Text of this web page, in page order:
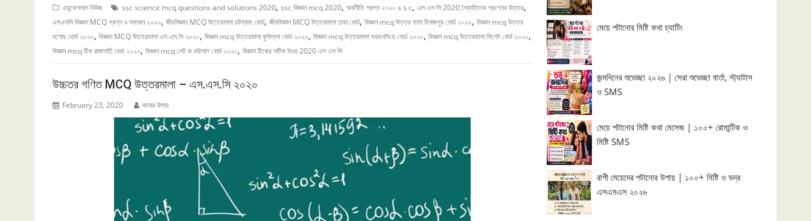
এডুকেশনাল নিউজ ssc science mcq questions and solutions 2020, ssc বিজ্ঞান mcq 2020, অর্থনীতি প্রশ্ন ২০২০ s s c, এস এস সি 2020 নৈব্যত্তিক প্রশ্নের উত্তর,
এসএসসি বিজ্ঞান MCQ প্রশ্ন ও সমাধান ২০২০, জীববিজ্ঞান MCQ উত্তরমালা চট্টগ্রাম বোর্ড, জীববিজ্ঞান MCQ উত্তরমালা ঢাকা বোর্ড, বিজ্ঞান mcq উত্তর মালা দিনাজপুর বোর্ড ২০২০, বিজ্ঞান mcq উত্তর
যশোর বোর্ড ২০২০, বিজ্ঞান MCQ উত্তরমালা এস.এস.সি ২০২০, বিজ্ঞান mcq উত্তরমালা কুমিল্লা বোর্ড ২০২০, বিজ্ঞান mcq উত্তরমালা ময়মনসিংহ বোর্ড ২০২০, বিজ্ঞান mcq উত্তরমালা সিলেট বোর্ড ২০২০,
বিজ্ঞান mcq টিক রাজশাহী বোর্ড ২০২০, বিজ্ঞান mcq সেট ক বরিশাল বোর্ড ২০২০, বিজ্ঞান টিকের সটিক উওর 2020 এস এস সি
উচ্চতর গণিত MCQ উত্তরমালা – এস.এস.সি ২০২০
February 23, 2020 জানার উপায়
মেয়ে পটানোর মিষ্টি কথা চ্যাটিং
জন্মদিনের শুভেচ্ছা ২০২৬ | সেরা শুভেচ্ছা বার্তা, স্ট্যাটাস
ও SMS
মেয়ে পটানোর মিষ্টি কথা মেসেজ | ১০০+ রোমান্টিক ও
মিষ্টি SMS
রাগী মেয়েদের পটানোর উপায় | ১০০+ মিষ্টি ও ভদ্র
এসএমএস ২০২৬